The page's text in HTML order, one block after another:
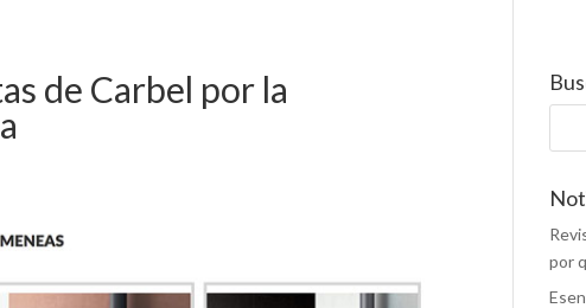
de Carbel por la
por